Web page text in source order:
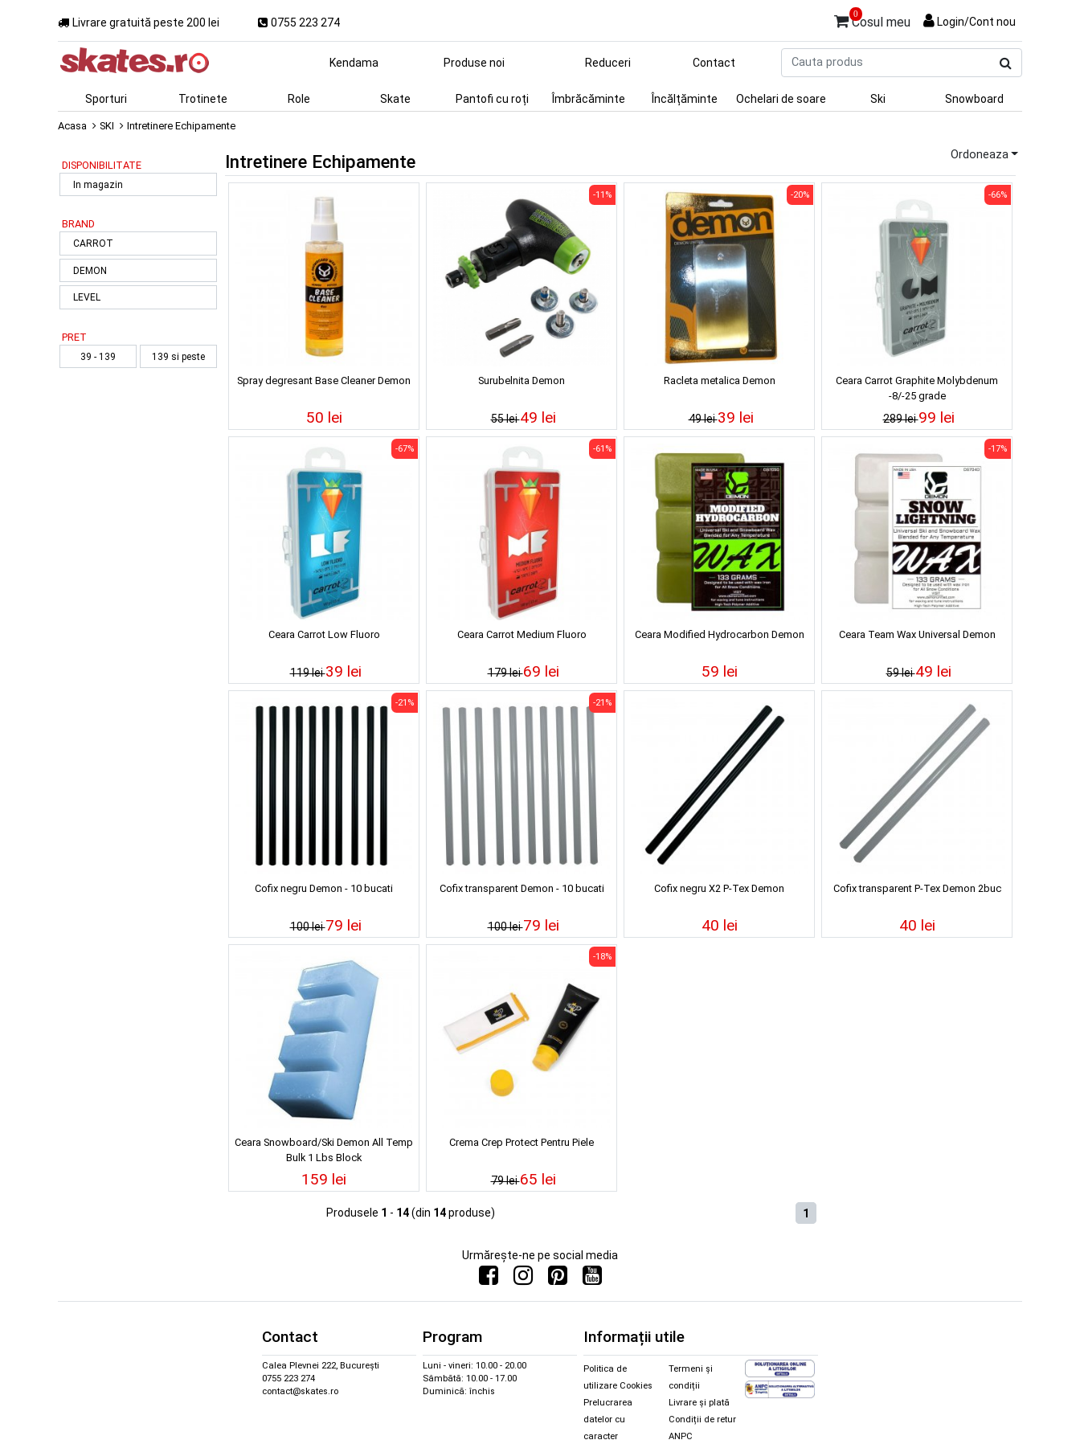
Livrare gratuită peste 200 lei 0755 223 274
0
Cosul meu Login/Cont nou
produs
Kendama Produse noi Reduceri Contact
Sporturi Trotinete Role Skate Pantofi cu roți Îmbrăcăminte Încălțăminte Ochelari de soare Ski Snowboard
Acasa SKI Intretinere Echipamente
DISPONIBILITATE
In magazin
BRAND
CARROT
DEMON
LEVEL
PRET
39 - 139 139 si peste
Intretinere Echipamente Ordoneaza
Spray degresant Base Cleaner Demon
50 lei
Surubelnita Demon
55 lei
-11%
49 lei
Racleta metalica Demon
49 lei
-20%
39 lei
Ceara Carrot Graphite Molybdenum
-8/-25 grade
289 lei
-66%
99 lei
Ceara Carrot Low Fluoro
119 lei
-67%
39 lei
Ceara Carrot Medium Fluoro
179 lei
-61%
69 lei
Ceara Modified Hydrocarbon Demon
59 lei
Ceara Team Wax Universal Demon
59 lei
-17%
49 lei
Cofix negru Demon - 10 bucati
100 lei
-21%
79 lei
Cofix transparent Demon - 10 bucati
100 lei
-21%
79 lei
Cofix negru X2 P-Tex Demon
40 lei
Cofix transparent P-Tex Demon 2buc
40 lei
Ceara Snowboard/Ski Demon All Temp
Bulk 1 Lbs Block
159 lei
Crema Crep Protect Pentru Piele
79 lei
-18%
65 lei
Produsele 1 - 14(din 14produse) 1
Urmărește-ne pe social media
Contact
Calea Plevnei 222, București
0755 223 274
contact@skates.ro
Program
Luni - vineri: 10.00 - 20.00
Sâmbătă: 10.00 - 17.00
Duminică: închis
Informații utile
Politica de
utilizare Cookies
Prelucrarea
datelor cu
caracter
Termeni și
condiții
Livrare și plată
Condiții de retur
ANPC